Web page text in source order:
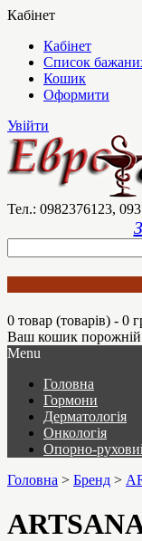
Кабінет
Кабінет
Список
Кошик
Оформити
Увійти
Тел.: 0982376123,
0 товар (товарів) - 0
Ваш кошик порожній
Menu
Головна
Гормони
Дерматологія
Онкологія
Опорно-
Головна > Бренд >